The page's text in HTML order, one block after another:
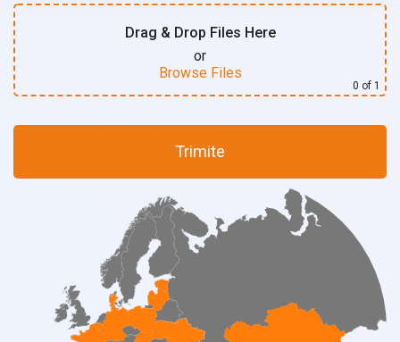
Drag & Drop Files Here
or
Browse Files
0 of 1